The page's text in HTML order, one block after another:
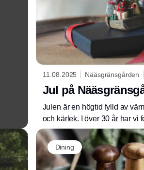
11.08.2025 Nääsgränsgården
Jul på
Julen är en högtid fylld av
och kärlek. I över 30 år har vi
kollektioner för årets alla
som skapat både minnen och
brinner för design och är stolta
skickliga formgivare.
Dining